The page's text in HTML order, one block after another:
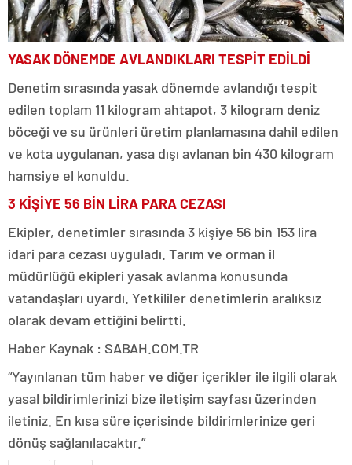
YASAK DÖNEMDE AVLANDIKLARI TESPİT EDİLDİ
Denetim sırasında yasak dönemde avlandığı tespit
edilen toplam 11 kilogram ahtapot, 3 kilogram deniz
böceği ve su ürünleri üretim planlamasına dahil edilen
ve kota uygulanan, yasa dışı avlanan bin 430 kilogram
hamsiye el konuldu.
3 KİŞİYE 56 BİN LİRA PARA CEZASI
Ekipler, denetimler sırasında 3 kişiye 56 bin 153 lira
idari para cezası uyguladı. Tarım ve orman il
müdürlüğü ekipleri yasak avlanma konusunda
vatandaşları uyardı. Yetkililer denetimlerin aralıksız
olarak devam ettiğini belirtti.
Haber Kaynak : SABAH.COM.TR
“Yayınlanan tüm haber ve diğer içerikler ile ilgili olarak
yasal bildirimlerinizi bize iletişim sayfası üzerinden
iletiniz. En kısa süre içerisinde bildirimlerinize geri
dönüş sağlanılacaktır.”